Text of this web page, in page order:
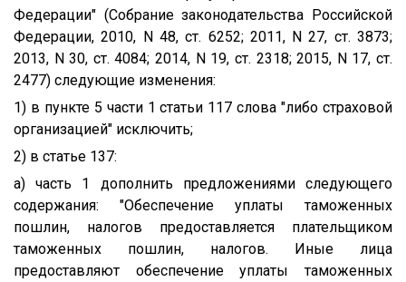
Федерации" (Собрание законодательства Российской
Федерации, 2010, N 48, ст. 6252; 2011, N 27, ст. 3873;
2013, N 30, ст. 4084; 2014, N 19, ст. 2318; 2015, N 17, ст.
2477) следующие изменения:
1) в пункте 5 части 1 статьи 117 слова "либо страховой
организацией" исключить;
2) в статье 137:
а) часть 1 дополнить предложениями следующего
содержания: "Обеспечение уплаты таможенных
пошлин, налогов предоставляется плательщиком
таможенных пошлин, налогов. Иные лица
предоставляют обеспечение уплаты таможенных